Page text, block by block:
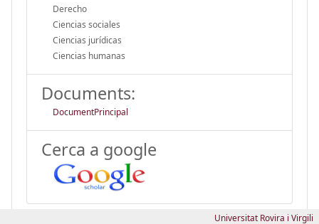
Derecho
Ciencias sociales
Ciencias jurídicas
Ciencias humanas
Documents:
DocumentPrincipal
Cerca a google
Universitat Rovira i Virgili